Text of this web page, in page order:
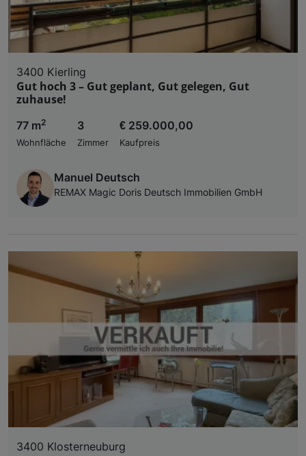
3400 Kierling
Gut hoch 3 – Gut geplant, Gut gelegen, Gut
zuhause!
77 m2
Wohnfläche
3
Zimmer
€ 259.000,00
Kaufpreis
Manuel Deutsch
REMAX Magic Doris Deutsch Immobilien GmbH
3400 Klosterneuburg